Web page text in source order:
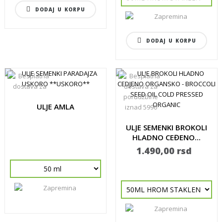
DODAJ U KORPU
DODAJ U KORPU
ULJE AMLA
ULJE SEMENKI BROKOLI
HLADNO CEĐENO...
1.490,00 rsd